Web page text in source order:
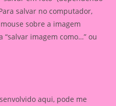
salvar no computador,
sobre a imagem
“salvar imagem como…” ou
aqui, pode me